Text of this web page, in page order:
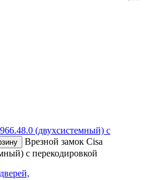
(двухсистемный) с
Врезной замок Cisa
с перекодировкой